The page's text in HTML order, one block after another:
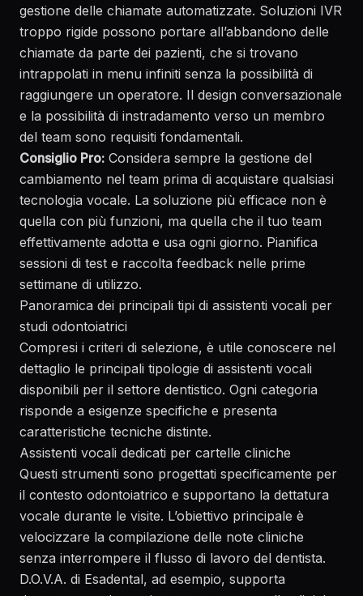
gestione delle chiamate automatizzate. Soluzioni IVR
troppo rigide possono portare all’abbandono delle
chiamate da parte dei pazienti, che si trovano
intrappolati in menu infiniti senza la possibilità di
raggiungere un operatore. Il design conversazionale
e la possibilità di instradamento verso un membro
del team sono requisiti fondamentali.
Consiglio Pro: Considera sempre la gestione del
cambiamento nel team prima di acquistare qualsiasi
tecnologia vocale. La soluzione più efficace non è
quella con più funzioni, ma quella che il tuo team
effettivamente adotta e usa ogni giorno. Pianifica
sessioni di test e raccolta feedback nelle prime
settimane di utilizzo.
Panoramica dei principali tipi di assistenti vocali per
studi odontoiatrici
Compresi i criteri di selezione, è utile conoscere nel
dettaglio le principali tipologie di assistenti vocali
disponibili per il settore dentistico. Ogni categoria
risponde a esigenze specifiche e presenta
caratteristiche tecniche distinte.
Assistenti vocali dedicati per cartelle cliniche
Questi strumenti sono progettati specificamente per
il contesto odontoiatrico e supportano la dettatura
vocale durante le visite. L’obiettivo principale è
velocizzare la compilazione delle note cliniche
senza interrompere il flusso di lavoro del dentista.
D.O.V.A. di Esadental, ad esempio, supporta